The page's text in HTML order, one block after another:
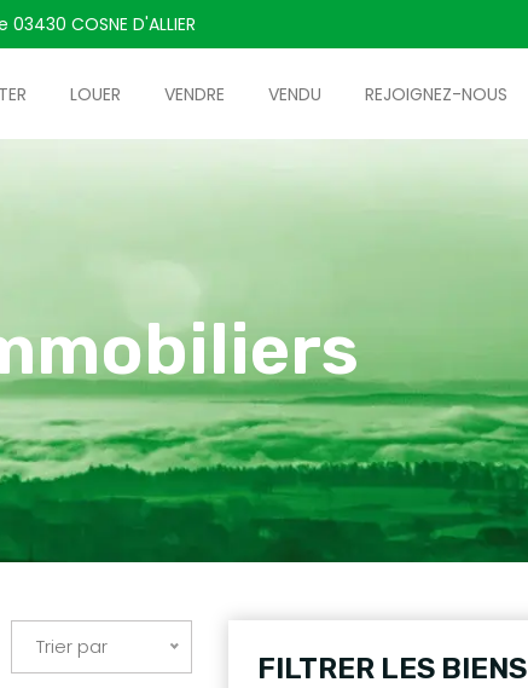
COSNE D'ALLIER
LOUER VENDRE VENDU REJOIGNEZ-NOUS
Trier par
FILTRER LES BIENS